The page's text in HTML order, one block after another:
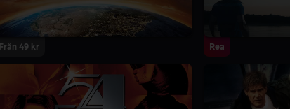
Från 49 kr Rea